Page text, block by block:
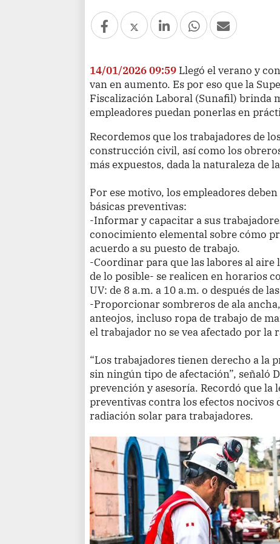
14/01/2026 09:59 Llegó el verano y
van en aumento. Es por eso que la
Fiscalización Laboral (Sunafil) brinda
empleadores puedan ponerlas en
Recordemos que los trabajadores de
construcción civil, así como los
más expuestos, dada la naturaleza de
Por ese motivo, los empleadores
básicas preventivas:
-Informar y capacitar a sus
conocimiento elemental sobre cómo
acuerdo a su puesto de trabajo.
-Coordinar para que las labores al aire
de lo posible- se realicen en horarios
UV: de 8 a.m. a 10 a.m. o después de
-Proporcionar sombreros de ala
anteojos, incluso ropa de trabajo de
el trabajador no se vea afectado por la
“Los trabajadores tienen derecho a la
sin ningún tipo de afectación”, señaló
prevención y asesoría. Recordó que la
preventivas contra los efectos nocivos
radiación solar para trabajadores.